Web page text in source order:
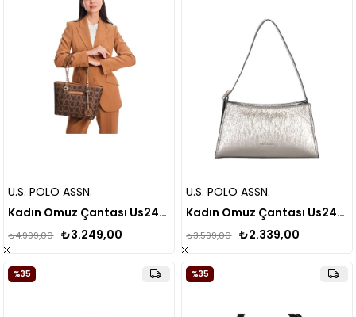
U.S. POLO ASSN.
Kadın Omuz Çantası Us24594
₺3.249,00
₺4.999,00
U.S. POLO ASSN.
Kadın Omuz Çantası Us24641
₺2.339,00
₺3.599,00
%35 %35